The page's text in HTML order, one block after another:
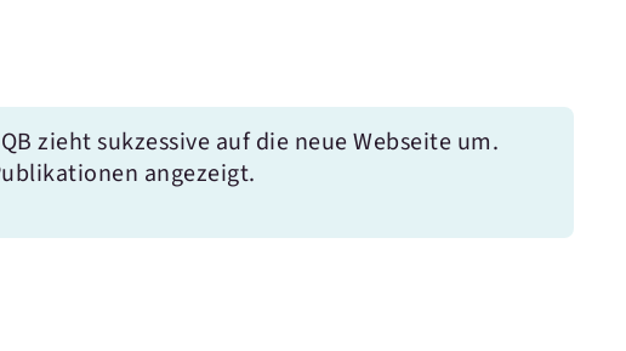
zieht sukzessive auf die neue Webseite um.
angezeigt.